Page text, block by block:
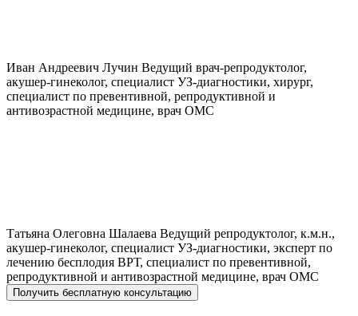
Иван Андреевич Лучин Ведущий врач-репродуктолог,
акушер-гинеколог, специалист УЗ-диагностики, хирург,
специалист по превентивной, репродуктивной и
антивозрастной медицине, врач ОМС
Татьяна Олеговна Шалаева Ведущий репродуктолог, к.м.н.,
акушер-гинеколог, специалист УЗ-диагностики, эксперт по
лечению бесплодия ВРТ, специалист по превентивной,
репродуктивной и антивозрастной медицине, врач ОМС
Получить бесплатную консультацию